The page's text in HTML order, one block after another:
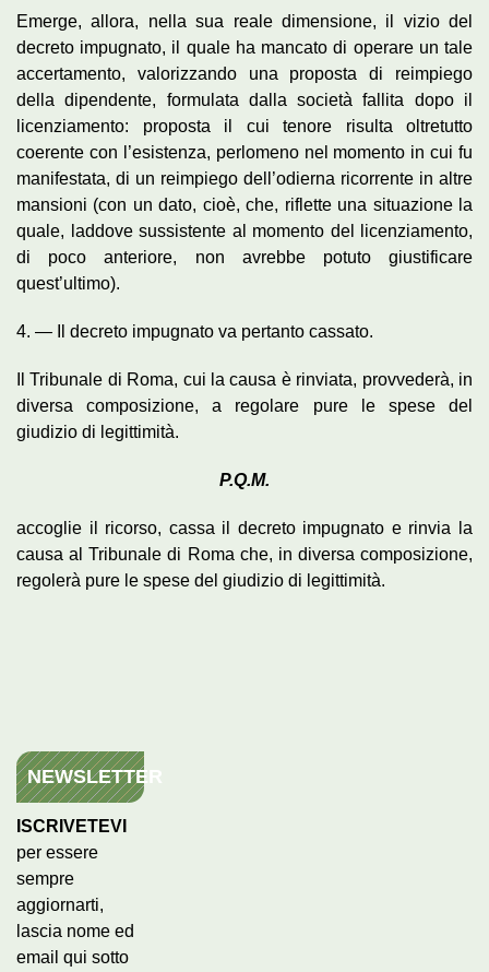
Emerge, allora, nella sua reale dimensione, il vizio del
decreto impugnato, il quale ha mancato di operare un tale
accertamento, valorizzando una proposta di reimpiego
della dipendente, formulata dalla società fallita dopo il
licenziamento: proposta il cui tenore risulta oltretutto
coerente con l’esistenza, perlomeno nel momento in cui fu
manifestata, di un reimpiego dell’odierna ricorrente in altre
mansioni (con un dato, cioè, che, riflette una situazione la
quale, laddove sussistente al momento del licenziamento,
di poco anteriore, non avrebbe potuto giustificare
quest’ultimo).
4. — Il decreto impugnato va pertanto cassato.
Il Tribunale di Roma, cui la causa è rinviata, provvederà, in
diversa composizione, a regolare pure le spese del
giudizio di legittimità.
P.Q.M.
accoglie il ricorso, cassa il decreto impugnato e rinvia la
causa al Tribunale di Roma che, in diversa composizione,
regolerà pure le spese del giudizio di legittimità.
NEWSLETTER
ISCRIVETEVI
per essere
sempre
aggiornarti,
lascia nome ed
email qui sotto